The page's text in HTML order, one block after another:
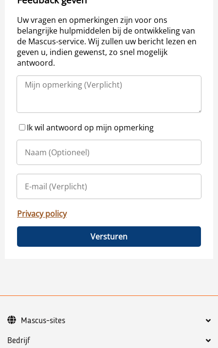
Uw vragen en opmerkingen zijn voor ons
belangrijke hulpmiddelen bij de ontwikkeling van
de Mascus-service. Wij zullen uw bericht lezen en
geven u, indien gewenst, zo snel mogelijk
antwoord.
Ik wil antwoord op mijn opmerking
Privacy policy
Versturen
Bedrijf
Mascus-sites